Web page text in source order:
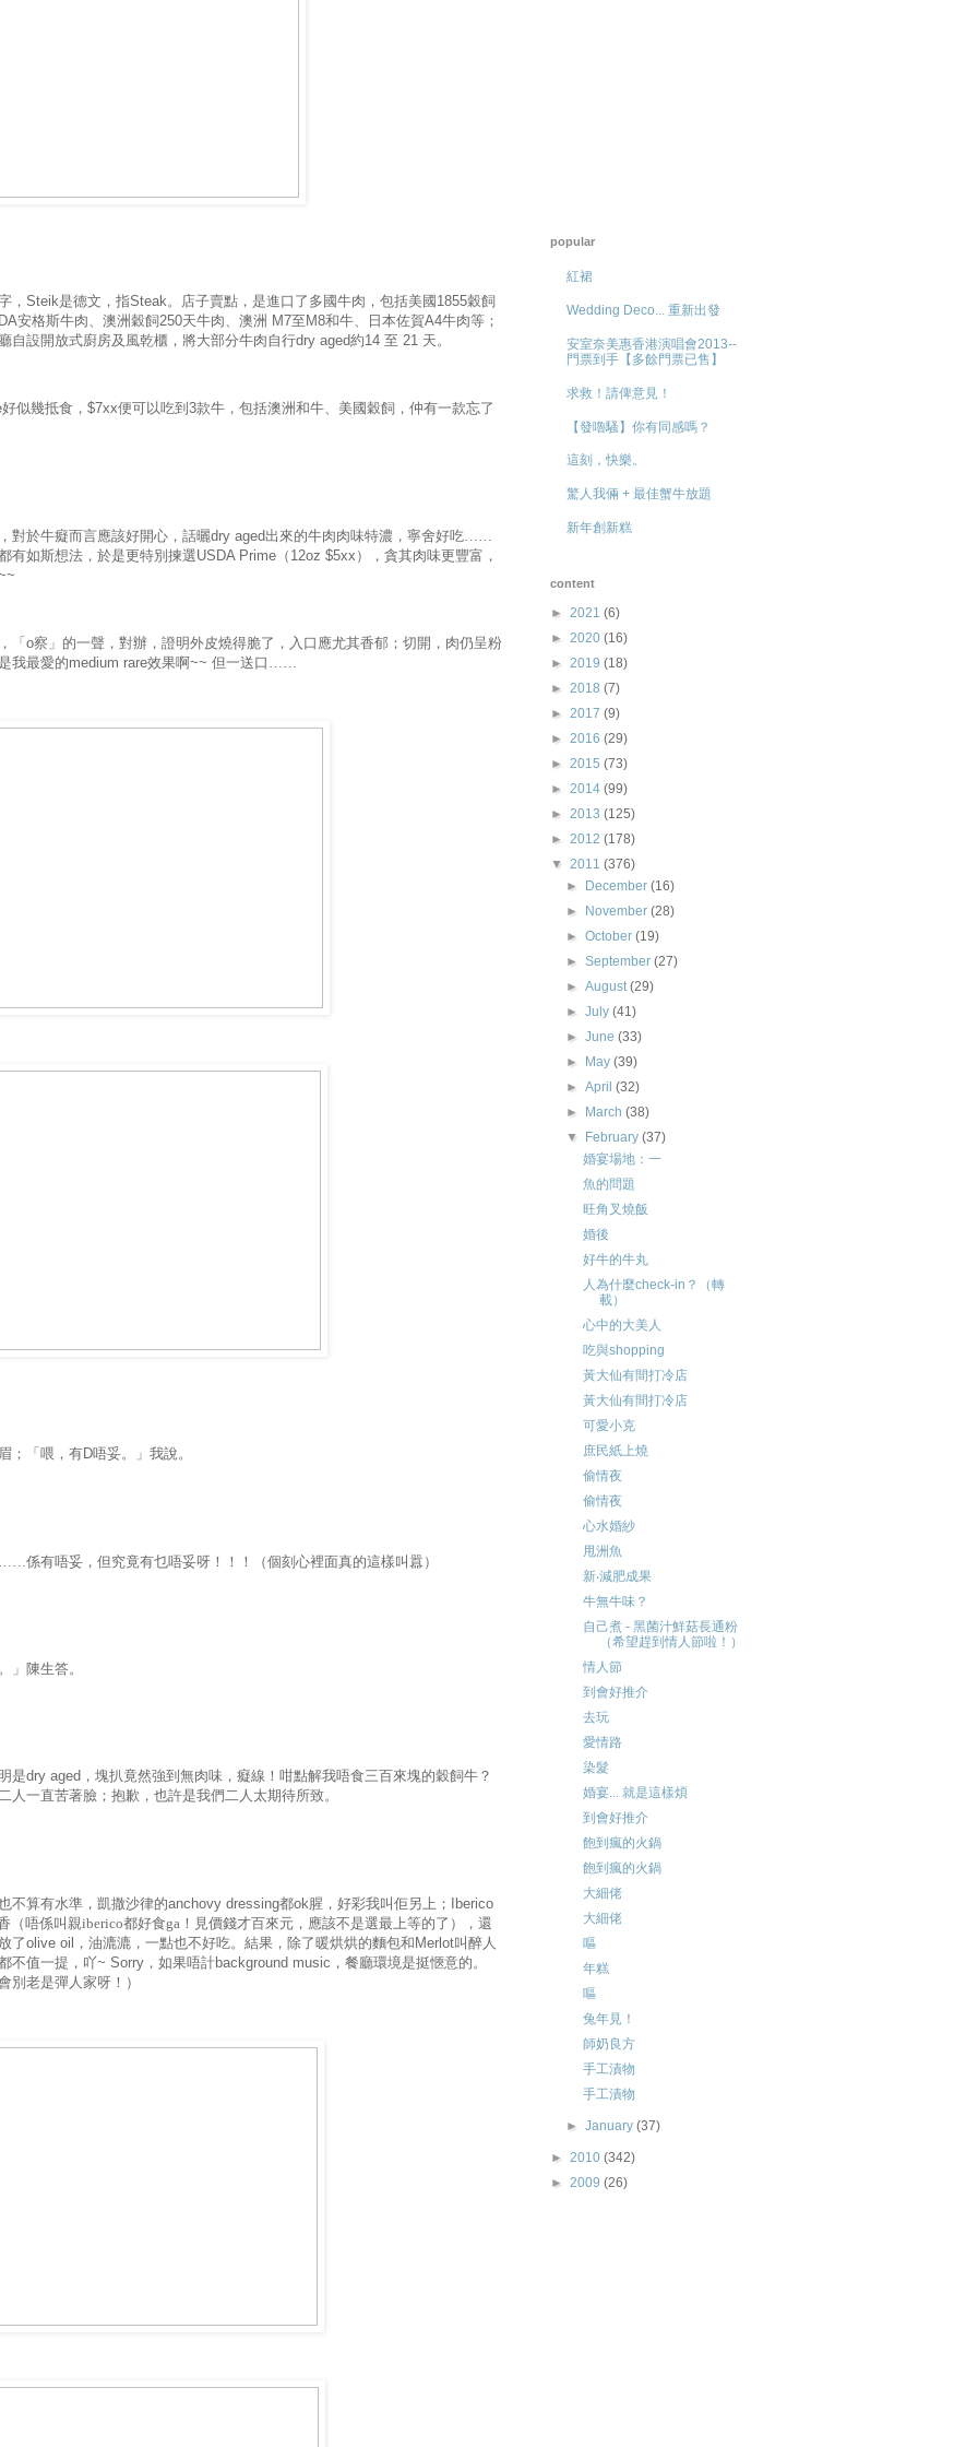
， Steik是德文，指Steak 。店子賣點，是進口了多國牛肉，包括美國 1855穀飼
安格斯牛肉、澳洲穀飼250天牛肉、澳洲 M7至 M8和牛、日本佐賀A4牛肉等；
自設開放式廚房及風乾櫃，將大部分牛肉自行dry aged約14 至 21 天。
似幾抵食，$7xx便可以吃到3款牛，包括澳洲和牛、美國穀飼，仲有一款忘了
對於牛癡而言應該好開心，話曬dry aged出來的牛肉肉味特濃，寧舍好吃……
有如斯想法，於是更特別揀選USDA Prime （ 12oz $5xx ），貪其肉味更豐富，
「 o察」的一聲，對辦，證明外皮燒得脆了，入口應尤其香郁；切開，肉仍呈粉
我最愛的medium rare效果啊~~ 但一送口……
；「喂，有D唔妥。」我說。
係有唔妥，但究竟有乜唔妥呀！！！（個刻心裡面真的這樣叫囂）
」陳生答。
是dry aged ，塊扒竟然強到無肉味，癡線！咁點解我唔食三百來塊的穀飼牛？
人一直苦著臉；抱歉，也許是我們二人太期待所致。
不算有水準，凱撒沙律的anchovy dressing都ok腥，好彩我叫佢另上； Iberico
（唔係叫親iberico都好食ga！見價錢才百來元，應該不是選最上等的了），還
了olive oil ，油漉漉，一點也不好吃。結果，除了暖烘烘的麵包和Merlot叫醉人
不值一提，吖~ Sorry ，如果唔計background music ，餐廳環境是挺愜意的。
別老是彈人家呀！）
popular
紅裙
Wedding Deco... 重新出發
安室奈美惠香港演唱會2013--
門票到手【多餘門票已售】
求救！請俾意見！
【發嚕騷】你有同感嗎？
這刻，快樂。
驚人我倆 + 最佳蟹牛放題
新年創新糕
content
► 2021 (6)
► 2020 (16)
► 2019 (18)
► 2018 (7)
► 2017 (9)
► 2016 (29)
► 2015 (73)
► 2014 (99)
► 2013 (125)
► 2012 (178)
▼ 2011 (376)
►
December(16)
►
November(28)
►October(19)
►September(27)
►August(29)
►July(41)
►June(33)
►
May(39)
►April(32)
►
March(38)
▼
February(37)
婚宴場地：一
魚的問題
旺角叉燒飯
婚後
好牛的牛丸
人為什麼check-in？（轉
載）
心中的大美人
吃與shopping
黃大仙有間打冷店
黃大仙有間打冷店
可愛小克
庶民紙上燒
偷情夜
偷情夜
心水婚紗
甩洲魚
新‧減肥成果
牛無牛味？
自己煮 - 黑菌汁鮮菇長通粉
（希望趕到情人節啦！）
情人節
到會好推介
去玩
愛情路
染髮
婚宴... 就是這樣煩
到會好推介
飽到瘋的火鍋
飽到瘋的火鍋
大細佬
大細佬
嘔
年糕
嘔
兔年見！
師奶良方
手工漬物
手工漬物
►January(37)
► 2010 (342)
► 2009 (26)